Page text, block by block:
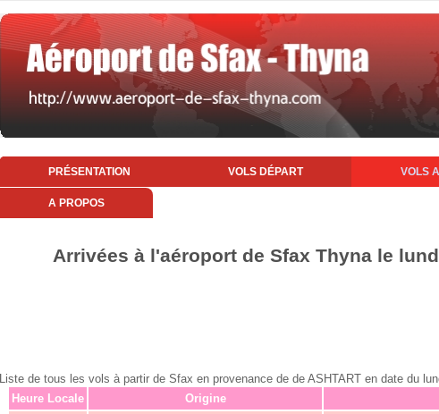
PRÉSENTATION VOLS DÉPART VOLS
A PROPOS
Arrivées à l'aéroport de Sfax Thyna le
Liste de tous les vols à partir de Sfax en provenance de de ASHTART en date du
Heure Locale
Origine